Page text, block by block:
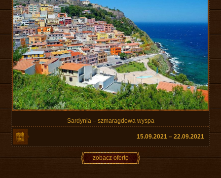
Sardynia – szmaragdowa wyspa
15.09.2021 – 22.09.2021
zobacz ofertę